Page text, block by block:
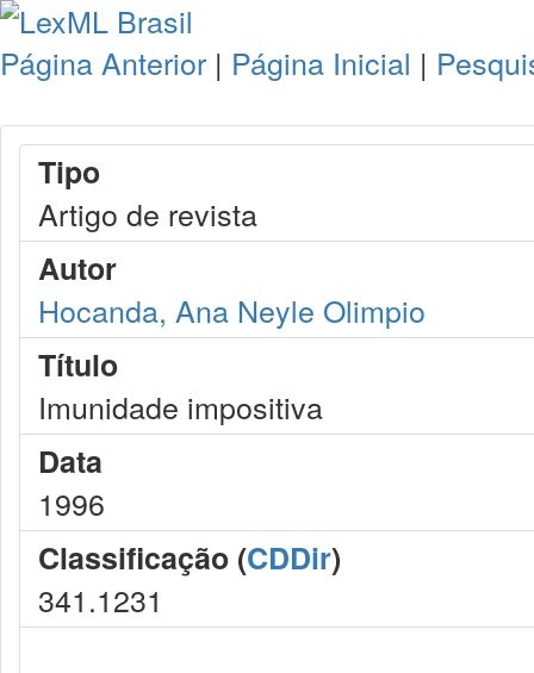
Página Anterior | Página Inicial |
Tipo
Artigo de revista
Autor
Hocanda, Ana Neyle Olimpio
Título
Imunidade impositiva
Data
1996
Classificação (CDDir)
341.1231